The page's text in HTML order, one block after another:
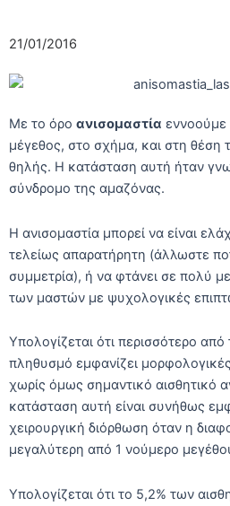
21/01/2016
Με το όρο ανισομαστία εννοούμε
μέγεθος, στο σχήμα, και στη θέση
θηλής. Η κατάσταση αυτή ήταν
σύνδρομο της αμαζόνας.
Η ανισομαστία μπορεί να είναι
τελείως απαρατήρητη (άλλωστε
συμμετρία), ή να φτάνει σε πολύ
των μαστών με ψυχολογικές
Υπολογίζεται ότι περισσότερο από
πληθυσμό εμφανίζει
χωρίς όμως σημαντικό αισθητικό
κατάσταση αυτή είναι συνήθως
χειρουργική διόρθωση όταν η
μεγαλύτερη από 1 νούμερο
Υπολογίζεται ότι το 5,2% των